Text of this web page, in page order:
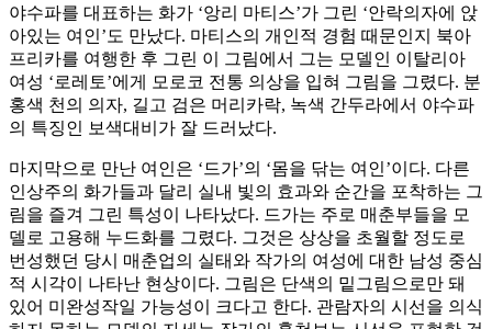
야수파를 대표하는 화가 ‘앙리 마티스’가 그린 ‘안락의자에 앉
아있는 여인’도 만났다. 마티스의 개인적 경험 때문인지 북아
프리카를 여행한 후 그린 이 그림에서 그는 모델인 이탈리아
여성 ‘로레토’에게 모로코 전통 의상을 입혀 그림을 그렸다. 분
홍색 천의 의자, 길고 검은 머리카락, 녹색 간두라에서 야수파
의 특징인 보색대비가 잘 드러났다.
마지막으로 만난 여인은 ‘드가’의 ‘몸을 닦는 여인’이다. 다른
인상주의 화가들과 달리 실내 빛의 효과와 순간을 포착하는 그
림을 즐겨 그린 특성이 나타났다. 드가는 주로 매춘부들을 모
델로 고용해 누드화를 그렸다. 그것은 상상을 초월할 정도로
번성했던 당시 매춘업의 실태와 작가의 여성에 대한 남성 중심
적 시각이 나타난 현상이다. 그림은 단색의 밑그림으로만 돼
있어 미완성작일 가능성이 크다고 한다. 관람자의 시선을 의식